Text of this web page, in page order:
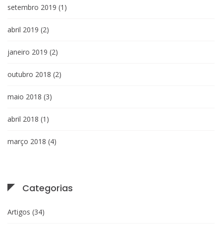
setembro 2019 (1)
abril 2019 (2)
janeiro 2019 (2)
outubro 2018 (2)
maio 2018 (3)
abril 2018 (1)
março 2018 (4)
Categorias
Artigos (34)